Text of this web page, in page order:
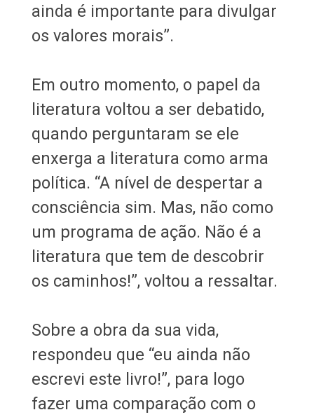
ainda é importante para divulgar
os valores morais”.
Em outro momento, o papel da
literatura voltou a ser debatido,
quando perguntaram se ele
enxerga a literatura como arma
política. “A nível de despertar a
consciência sim. Mas, não como
um programa de ação. Não é a
literatura que tem de descobrir
os caminhos!”, voltou a ressaltar.
Sobre a obra da sua vida,
respondeu que “eu ainda não
escrevi este livro!”, para logo
fazer uma comparação com o